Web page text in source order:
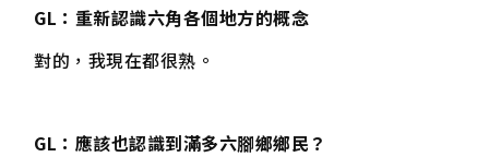
GL：重新認識六角各個地方的概念
對的，我現在都很熟。
GL：應該也認識到滿多六腳鄉鄉民？